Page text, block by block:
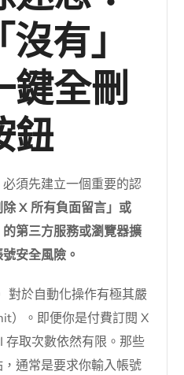
有」
鍵全刪
鈕
須先建立一個重要的認
X 所有負面留言」或
的第三方服務或瀏覽器擴
安全風險。
對於自動化操作有極其嚴
）。即便你是付費訂閱 X
存取次數依然有限。那些
通常是要求你輸入帳號